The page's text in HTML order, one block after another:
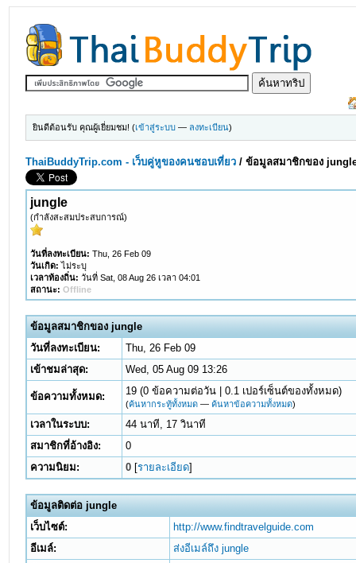
ยินดีต้อนรับ คุณผู้เยี่ยมชม! (เข้าสู่ระบบ — ลงทะเบียน)
ThaiBuddyTrip.com - เว็บคู่หูของคนชอบเที่ยว /ข้อมูลสมาชิกของ
jungle
(กำลังสะสมประสบการณ์)
วันที่ลงทะเบียน: Thu, 26 Feb 09
วันเกิด: ไม่ระบุ
เวลาท้องถิ่น: วันที่ Sat, 08 Aug 26 เวลา 04:01
สถานะ: Offline
ข้อมูลสมาชิกของ jungle
วันที่ลงทะเบียน:
Thu, 26 Feb 09
เข้าชมล่าสุด:
Wed, 05 Aug 09 13:26
ข้อความทั้งหมด: 19 (0 ข้อความต่อวัน | 0.1 เปอร์เซ็นต์ของทั้งหมด)
(ค้นหากระทู้ทั้งหมด — ค้นหาข้อความทั้งหมด)
เวลาในระบบ:
44 นาที, 17 วินาที
สมาชิกที่อ้างอิง:
0
ความนิยม:
0 [รายละเอียด]
ข้อมูลติดต่อ jungle
เว็บไซต์:
http://www.findtravelguide.com
อีเมล์:
ส่งอีเมล์ถึง jungle